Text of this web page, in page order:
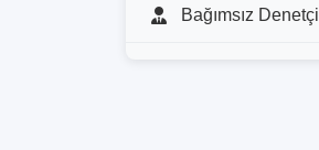
Bağımsız Denetçi